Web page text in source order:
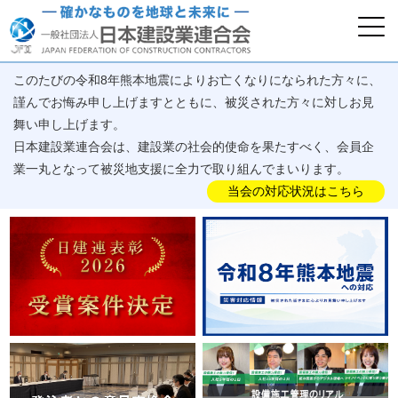
このたびの令和8年熊本地震によりお亡くなりになられた方々に、
謹んでお悔み申し上げますとともに、被災された方々に対しお見
舞い申し上げます。
日本建設業連合会は、建設業の社会的使命を果たすべく、会員企
業一丸となって被災地支援に全力で取り組んでまいります。
当会の対応状況はこちら